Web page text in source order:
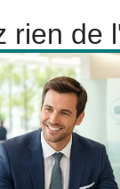
rien de